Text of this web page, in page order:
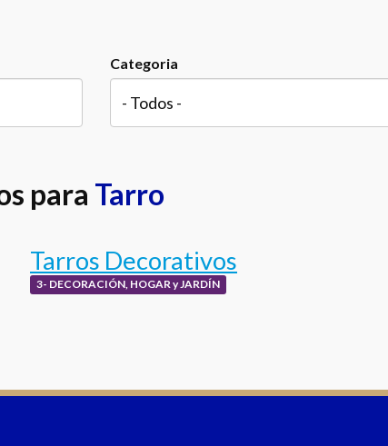
Categoria
para Tarro
Tarros Decorativos
3- DECORACIÓN, HOGAR y JARDÍN